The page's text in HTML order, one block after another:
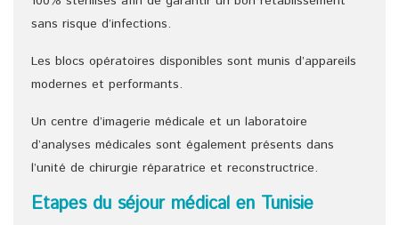
sans risque d’infections.
Les blocs opératoires disponibles sont munis d’appareils
modernes et performants.
Un centre d’imagerie médicale et un laboratoire
d’analyses médicales sont également présents dans
l’unité de chirurgie réparatrice et reconstructrice.
Etapes du séjour médical en Tunisie